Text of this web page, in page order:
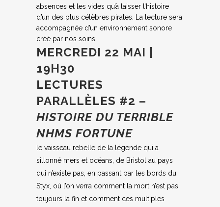
absences et les vides qu’à laisser l’histoire
d’un des plus célèbres pirates. La lecture sera
accompagnée d’un environnement sonore
créé par nos soins.
MERCREDI 22 MAI |
19H30
LECTURES
PARALLÈLES #2 –
HISTOIRE DU TERRIBLE
NHMS FORTUNE
le vaisseau rebelle de la légende qui a
sillonné mers et océans, de Bristol au pays
qui n’existe pas, en passant par les bords du
Styx, où l’on verra comment la mort n’est pas
toujours la fin et comment ces multiples